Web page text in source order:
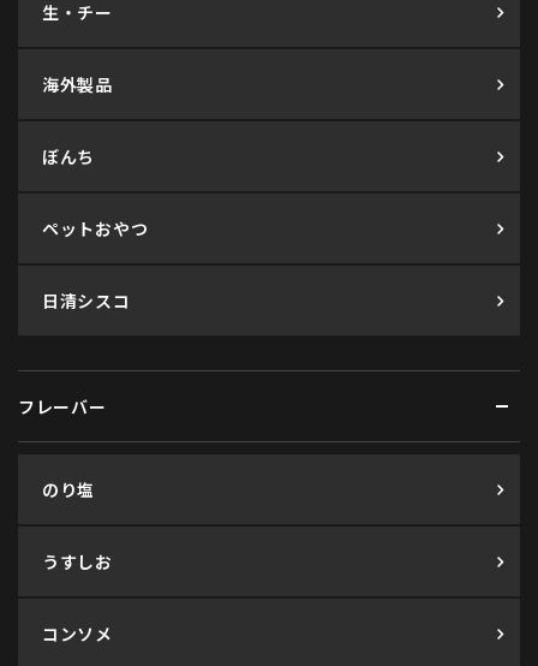
生・チー
海外製品
ぼんち
ペットおやつ
日清シスコ
フレーバー
のり塩
うすしお
コンソメ